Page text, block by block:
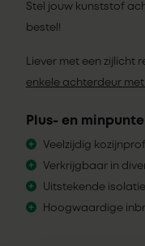
Stel jouw kunststof
bestel!
Liever met een zijlicht
enkele achterdeur
Plus- en
Veelzijdig
Verkrijgbaar in
Uitstekende
Hoogwaardige